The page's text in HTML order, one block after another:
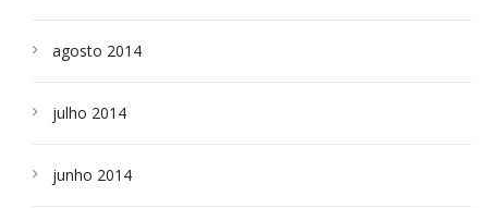
agosto 2014
julho 2014
junho 2014